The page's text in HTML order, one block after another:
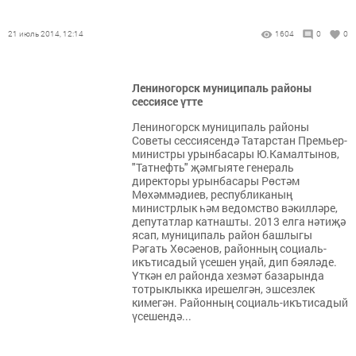
21 июль 2014, 12:14 1604 0 0
Лениногорск муниципаль районы
сессиясе үтте
Лениногорск муниципаль районы
Советы сессиясендә Татарстан Премьер-
министры урынбасары Ю.Камалтынов,
"Татнефть" җәмгыяте генераль
директоры урынбасары Рөстәм
Мөхәммәдиев, республиканың
министрлык һәм ведомство вәкилләре,
депутатлар катнашты. 2013 елга нәтиҗә
ясап, муниципаль район башлыгы
Рәгать Хөсәенов, районның социаль-
икътисадый үсешен уңай, дип бәяләде.
Үткән ел районда хезмәт базарында
тотрыклыкка ирешелгән, эшсезлек
кимегән. Районның социаль-икътисадый
үсешендә...